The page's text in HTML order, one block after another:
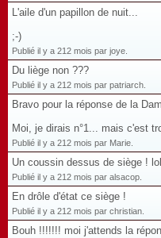
L'aile d'un papillon de nuit...
;-)
Publié il y a 212 mois par joye.
Du liège non ???
Publié il y a 212 mois par patriarch.
Bravo pour la réponse de la
Moi, je dirais n°1... mais c'est
Publié il y a 212 mois par Marie.
Un coussin dessus de siège ! lol
Publié il y a 212 mois par alsacop.
En drôle d'état ce siège !
Publié il y a 212 mois par christian.
Bouh !!!!!!! moi j'attends la